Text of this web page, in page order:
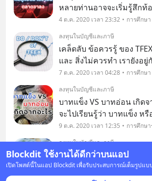
Blockdit ใช้งานได้ดีกว่าบนแอป
เปิดโพสต์นี้ในแอป Blockdit เพื่อรับประสบการณ์เต็มรูปแบ
หลายท่านอาจจะเริ่มรู้สึกท้
ตลาดที่มันซบเซา ลุ่มๆ ดอน
แต่แย่ลงๆ มองไปทางไหนก็
เคือง แต่รู้หรือไม่คะ มีอยู่ร
4 ต.ค. 2020 เวลา 23:32
การศึกษา
ลงทุนในบัญชีและภาษี
เคล็ดลับ ข้อควรรู้ ของ TFEX กับสิ่งควรทำ
และ สิ่งไม่ควรทำ เรายังอ
คะ ไม่รู้เบื่อกันหรื
7 ต.ค. 2020 เวลา 04:28
การศึกษา
ลงทุนในบัญชีและภาษี
บาทแข็ง VS บาทอ่อน เกิด
จะไปเรียนรู้ว่า บาทแข็ง ห
จากอะไรนั้น เรามาทำควา
หมายของทั้งสองอย่างกันก่
9 ต.ค. 2020 เวลา 12:35
การศึกษา
ลงทุนในบัญชีและภาษี
ดอลลาร์ล่วงหน้า หรือ USD
เครื่องมือในการบริหารเงิน
และเป็นสัญญาที่ผู้ซื้อและผู้
10 ต.ค. 2020 เวลา 05:10 การศึกษา